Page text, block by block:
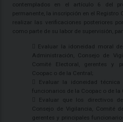
contemplados en el artículo 6 del
permanente, la inscripción en el Registro
realizar las verificaciones posteriores
como parte de su labor de supervisión,
 Evaluar la idoneidad moral
Administración, Consejo de
Comité Electoral, gerentes y
Coopac o de la Central;
 Evaluar la idoneidad
funcionarios de la Coopac o de la
 Evaluar que los directivos
Consejo de Vigilancia, Comité
gerentes y principales